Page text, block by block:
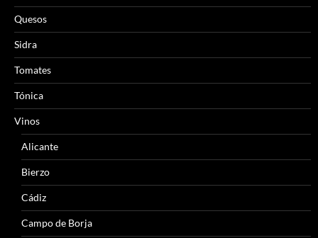
Quesos
Sidra
Tomates
Tónica
Vinos
Alicante
Bierzo
Cádiz
Campo de Borja